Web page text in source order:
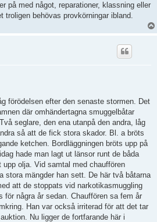
på med något, reparationer, klassning eller
troligen behövas provkörningar ibland.
förödelsen efter den senaste stormen. Det
där omhändertagna smuggelbåtar
seglare, den ena utanpå den andra, låg
så att de fick stora skador. Bl. a bröts
ketchen. Bordläggningen bröts upp på
hade man lagt ut länsor runt de båda
olja. Vid samtal med chauffören
stora mängder han sett. De här två båtarna
att de stoppats vid narkotikasmuggling
för några år sedan. Chauffören sa fem år
Han var också irriterad för att det tar
Nu ligger de fortfarande här i